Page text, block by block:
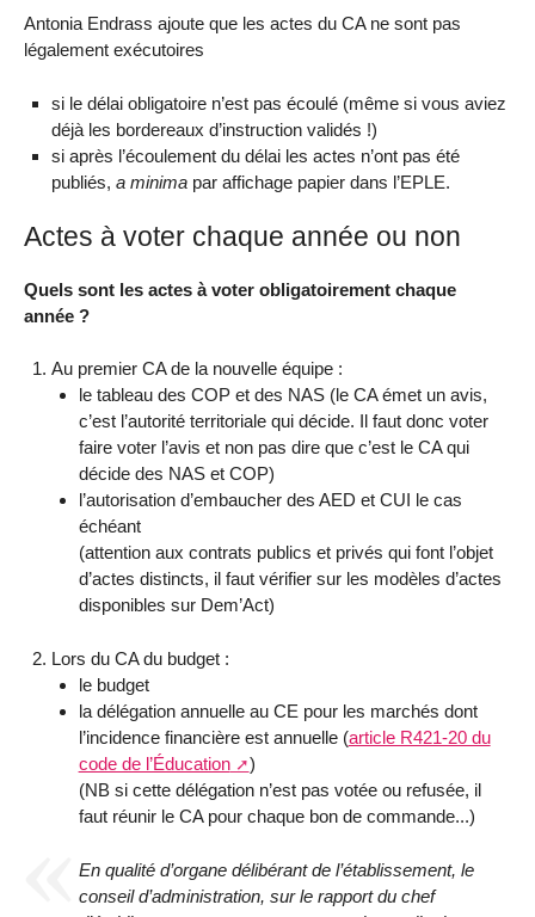
Antonia Endrass ajoute que les actes du CA ne sont pas
légalement exécutoires
si le délai obligatoire n’est pas écoulé (même si vous aviez
déjà les bordereaux d’instruction validés !)
si après l’écoulement du délai les actes n’ont pas été
publiés, a minimapar affichage papier dans l’EPLE.
Actes à voter chaque année ou non
Quels sont les actes à voter obligatoirement chaque
année ?
Au premier CA de la nouvelle équipe :
le tableau des COP et des NAS (le CA émet un avis,
c’est l’autorité territoriale qui décide. Il faut donc voter
faire voter l’avis et non pas dire que c’est le CA qui
décide des NAS et COP)
l’autorisation d’embaucher des AED et CUI le cas
échéant
(attention aux contrats publics et privés qui font l’objet
d’actes distincts, il faut vérifier sur les modèles d’actes
disponibles sur Dem’Act)
Lors du CA du budget :
le budget
la délégation annuelle au CE pour les marchés dont
l’incidence financière est annuelle (article R421-20 du
code de l’Éducation
)
(NB si cette délégation n’est pas votée ou refusée, il
faut réunir le CA pour chaque bon de commande...)
En qualité d’organe délibérant de l’établissement, le
conseil d’administration, sur le rapport du chef